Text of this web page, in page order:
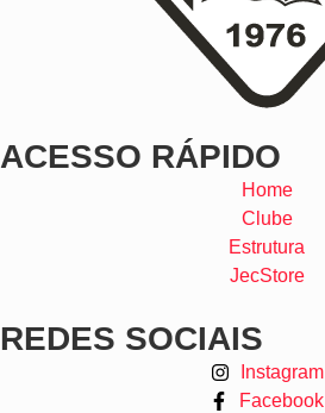
ACESSO RÁPIDO
Home
Clube
Estrutura
JecStore
REDES SOCIAIS
Instagram
Facebook